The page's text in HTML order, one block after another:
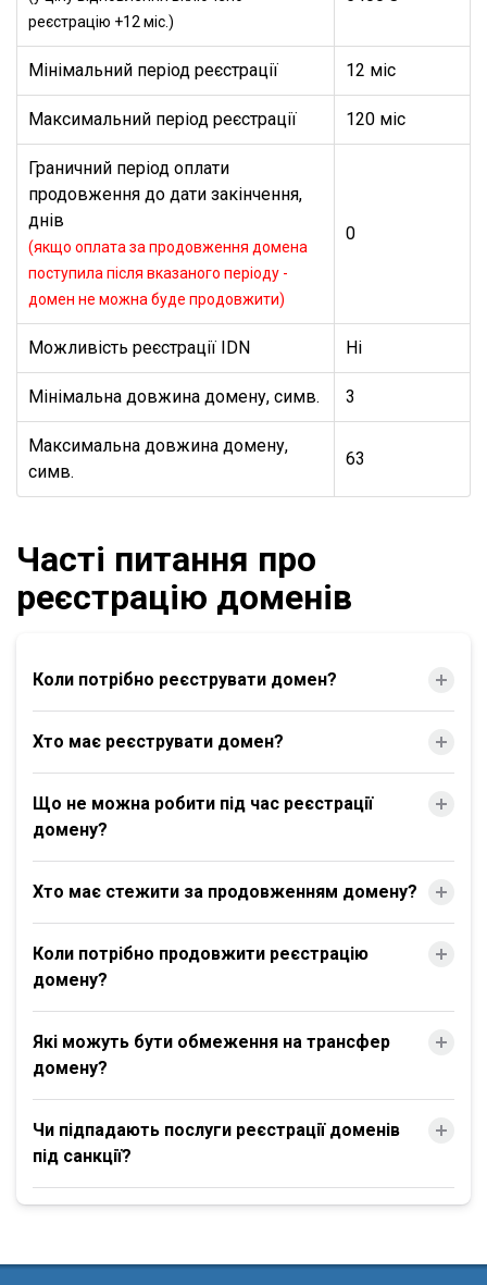
реєстрацію +12 міс.)
Мінімальний період реєстрації 12 міс
Максимальний період реєстрації 120 міс
Граничний період оплати
продовження до дати закінчення,
днів
(якщо оплата за продовження домена
поступила після вказаного періоду -
домен не можна буде продовжити)
0
Можливість реєстрації IDN Ні
Мінімальна довжина домену, симв. 3
Максимальна довжина домену,
симв.
63
Часті питання про
реєстрацію доменів
Коли потрібно реєструвати домен?
Хто має реєструвати домен?
Що не можна робити під час реєстрації
домену?
Хто має стежити за продовженням домену?
Коли потрібно продовжити реєстрацію
домену?
Які можуть бути обмеження на трансфер
домену?
Чи підпадають послуги реєстрації доменів
під санкції?